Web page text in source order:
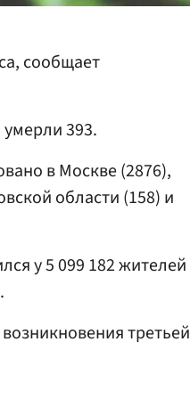
сообщает
393.
в Москве (2876),
области (158) и
у 5 099 182 жителей
третьей